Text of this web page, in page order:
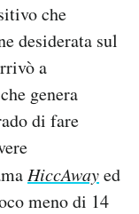
che
desiderata sul
a
genera
di fare
HiccAwayed
meno di 14